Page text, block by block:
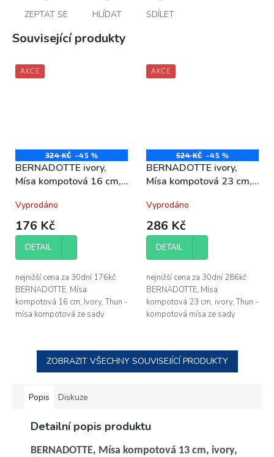
ZEPTAT SE HLÍDAT SDÍLET
Související produkty
AKCE
324 KČ –45 %
BERNADOTTE ivory,
Mísa kompotová 16 cm,
Vyprodáno
176 Kč
DETAIL
nejnižší cena za 30dní 176kč
BERNADOTTE, Mísa
kompotová 16 cm, Ivory, Thun -
mísa kompotová ze sady
cm - vyrobeno z vysoce...
AKCE
524 KČ –45 %
BERNADOTTE ivory,
Mísa kompotová 23 cm,
Vyprodáno
286 Kč
DETAIL
nejnižší cena za 30dní 286kč
BERNADOTTE, Mísa
kompotová 23 cm, ivory, Thun -
kompotová mísa ze sady
kompotové mísy je 23 cm...
ZOBRAZIT VŠECHNY SOUVISEJÍCÍ PRODUKTY
Popis Diskuze
Detailní popis produktu
BERNADOTTE, Mísa kompotová 13 cm, ivory,